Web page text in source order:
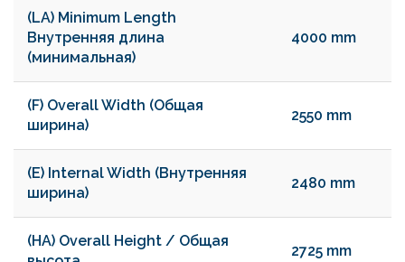
(LA) Minimum Length
Внутренняя длина
(минимальная)
4000 mm
(F) Overall Width (Общая
ширина)
2550 mm
(E) Internal Width (Внутренняя
ширина)
2480 mm
(HA) Overall Height / Общая
2725 mm